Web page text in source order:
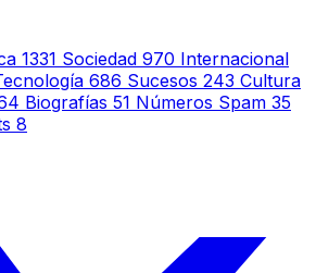
1331 Sociedad 970 Internacional
686 Sucesos 243 Cultura
Biografías 51 Números Spam 35
8